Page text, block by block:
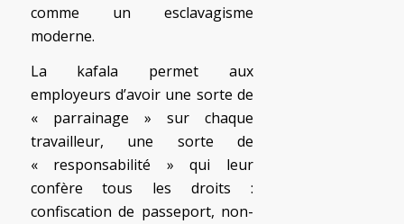
comme un esclavagisme
moderne.
La kafala permet aux
employeurs d’avoir une sorte de
« parrainage » sur chaque
travailleur, une sorte de
« responsabilité » qui leur
confère tous les droits :
confiscation de passeport, non-